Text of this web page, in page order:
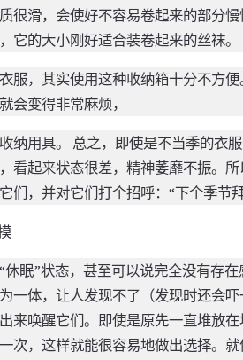
很滑，会使好不容易卷起来的部分
它的大小刚好适合装卷起来的丝袜。
服，其实使用这种收纳箱十分不方
会变得非常麻烦，
纳用具。 总之，即使是不当季的衣
看起来状态很差，精神萎靡不振。
，并对它们打个招呼：“下个季节拜
眠”状态，甚至可以说完全没有存
一体，让人发现不了（发现时还会
来唤醒它们。即使是原先一直堆放
次，这样就能很容易地做出选择。